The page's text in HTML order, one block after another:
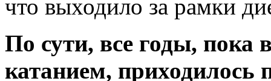
что выходило за рамки
По сути, все годы,
катанием, приходилось